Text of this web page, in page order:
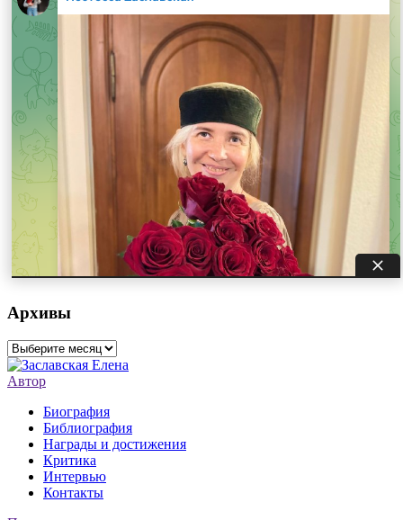
Архивы
Архивы
Автор
Биография
Библиография
Награды и достижения
Критика
Интервью
Контакты